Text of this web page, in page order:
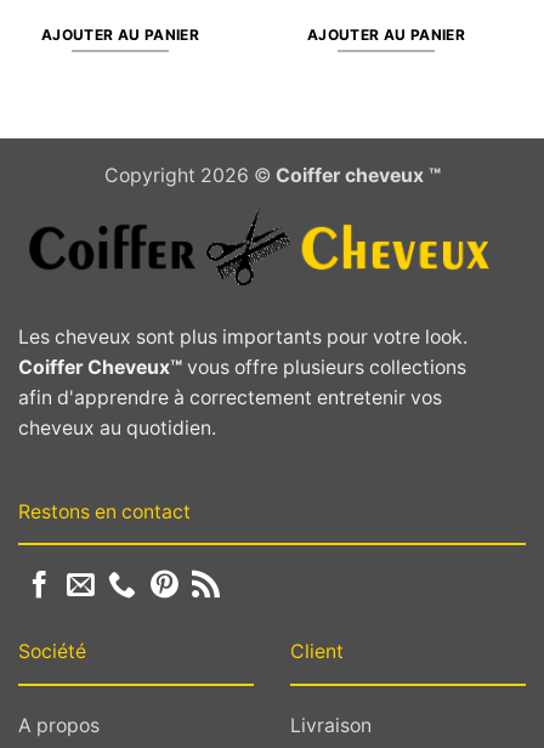
AJOUTER AU PANIER AJOUTER AU PANIER
Copyright 2026 © Coiffer cheveux ™
Les cheveux sont plus importants pour votre look.
Coiffer Cheveux™ vous offre plusieurs collections
afin d'apprendre à correctement entretenir vos
cheveux au quotidien.
Société
A propos
Client
Livraison
Restons en contact